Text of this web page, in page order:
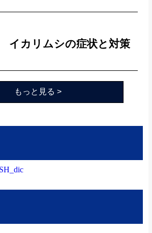
イカリムシの症状と対策
もっと見る >